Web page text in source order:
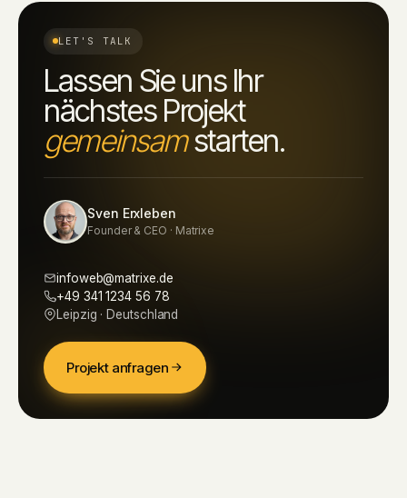
LET'S TALK
Lassen Sie uns Ihr
nächstes Projekt
gemeinsamstarten.
Sven Erxleben
Founder & CEO · Matrixe
infoweb@matrixe.de
+49 341 1234 56 78
Leipzig · Deutschland
Projekt anfragen